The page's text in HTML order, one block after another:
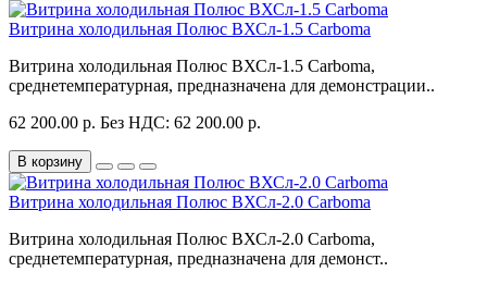
Витрина холодильная Полюс ВХСл-1.5 Carboma
Витрина холодильная Полюс ВХСл-1.5 Carboma,
среднетемпературная, предназначена для демонстрации..
62 200.00 р. Без НДС: 62 200.00 р.
В корзину
Витрина холодильная Полюс ВХСл-2.0 Carboma
Витрина холодильная Полюс ВХСл-2.0 Carboma,
среднетемпературная, предназначена для демонст..